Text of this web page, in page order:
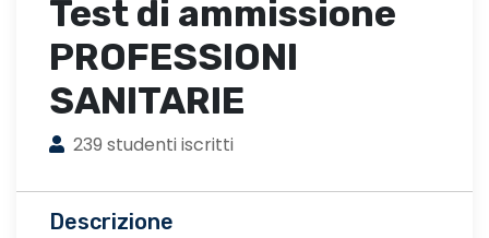
Test di ammissione
PROFESSIONI
SANITARIE
239 studenti iscritti
Descrizione